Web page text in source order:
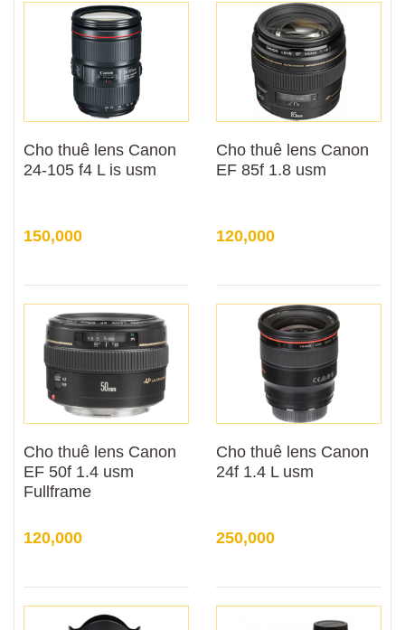
Cho thuê lens Canon
24-105 f4 L is usm
150,000
Cho thuê lens Canon
EF 85f 1.8 usm
120,000
Cho thuê lens Canon
EF 50f 1.4 usm
Fullframe
120,000
Cho thuê lens Canon
24f 1.4 L usm
250,000